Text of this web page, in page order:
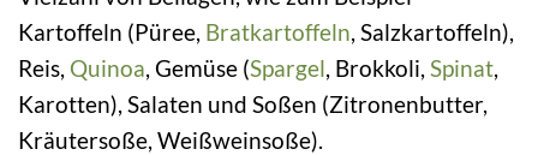
Kartoffeln (Püree, Bratkartoffeln, Salzkartoffeln),
Reis, Quinoa, Gemüse (Spargel, Brokkoli, Spinat,
Karotten), Salaten und Soßen (Zitronenbutter,
Kräutersoße, Weißweinsoße).